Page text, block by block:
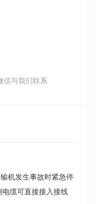
信与我们联系
机发生事故时紧急停
缆可直接接入接线